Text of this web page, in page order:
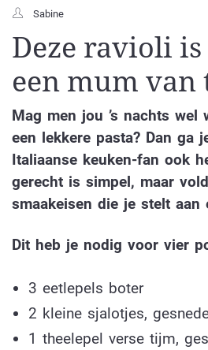
Sabine
Deze ravioli
een mum
Mag men jou ’s nachts wel
een lekkere pasta? Dan ga
Italiaanse keuken-fan ook
gerecht is simpel, maar
smaakeisen die je stelt aan
Dit heb je nodig voor vier
3 eetlepels boter
2 kleine sjalotjes,
1 theelepel verse tijm,